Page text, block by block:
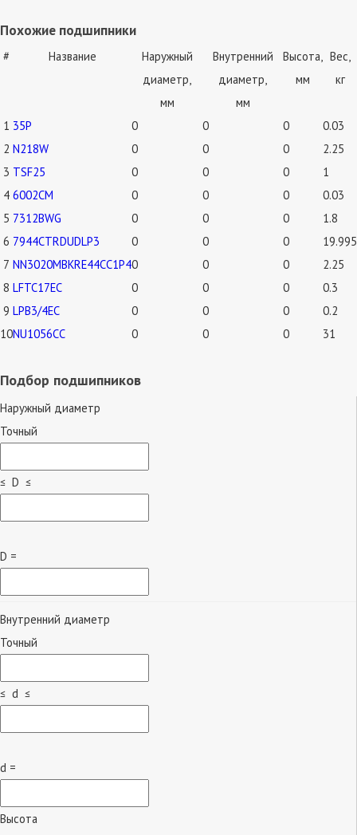
Похожие подшипники
# Название
Наружный
диаметр,
мм
Внутренний
диаметр,
мм
Высота,
мм
Вес,
кг
1 35P 0 0 0
0.03
2 N218W 0 0 0
2.25
3 TSF25 0 0 0
1
4 6002CM 0 0 0
0.03
5 7312BWG 0 0 0
1.8
6 7944CTRDUDLP3 0 0 0
19.995
7 NN3020MBKRE44CC1P40 0 0
2.25
8 LFTC17EC 0 0 0
0.3
9 LPB3/4EC 0 0 0
0.2
10NU1056CC 0 0 0 31
Подбор подшипников
Наружный диаметр
Точный
≤ D ≤
D =
Внутренний диаметр
Точный
≤ d ≤
d =
Высота